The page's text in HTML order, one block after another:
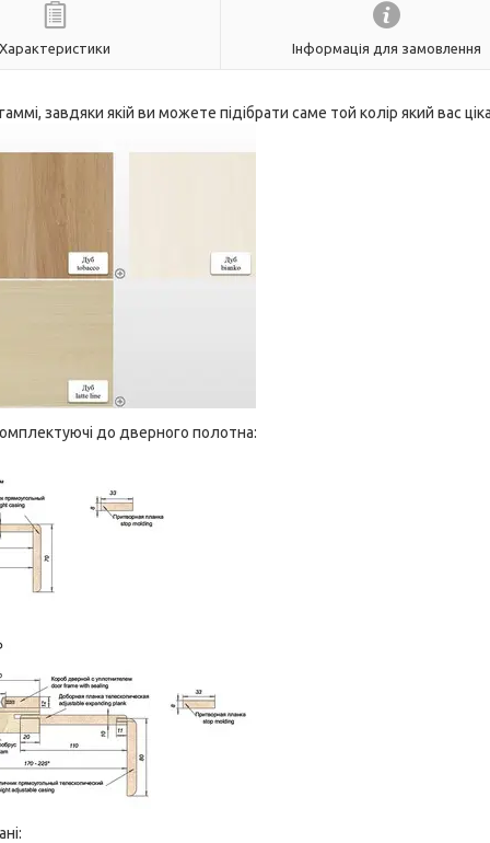
Характеристики Інформація для замовлення
завдяки якій ви можете підібрати саме той колір який вас
до дверного полотна: